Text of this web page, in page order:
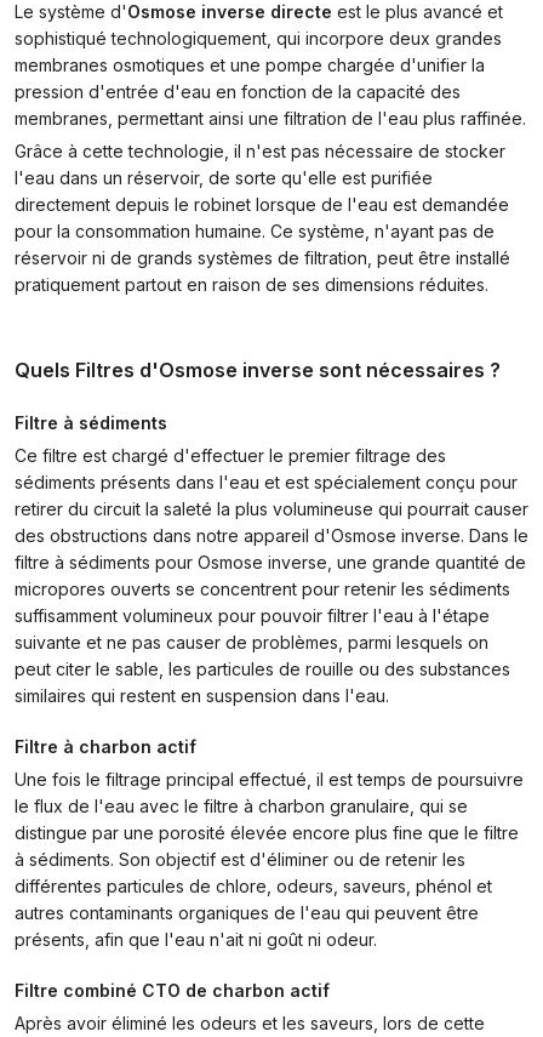
Le système d'Osmose inverse directe est le plus avancé et
sophistiqué technologiquement, qui incorpore deux grandes
membranes osmotiques et une pompe chargée d'unifier la
pression d'entrée d'eau en fonction de la capacité des
membranes, permettant ainsi une filtration de l'eau plus raffinée.
Grâce à cette technologie, il n'est pas nécessaire de stocker
l'eau dans un réservoir, de sorte qu'elle est purifiée
directement depuis le robinet lorsque de l'eau est demandée
pour la consommation humaine. Ce système, n'ayant pas de
réservoir ni de grands systèmes de filtration, peut être installé
pratiquement partout en raison de ses dimensions réduites.
Quels Filtres d'Osmose inverse sont nécessaires ?
Filtre à sédiments
Ce filtre est chargé d'effectuer le premier filtrage des
sédiments présents dans l'eau et est spécialement conçu pour
retirer du circuit la saleté la plus volumineuse qui pourrait causer
des obstructions dans notre appareil d'Osmose inverse. Dans le
filtre à sédiments pour Osmose inverse, une grande quantité de
micropores ouverts se concentrent pour retenir les sédiments
suffisamment volumineux pour pouvoir filtrer l'eau à l'étape
suivante et ne pas causer de problèmes, parmi lesquels on
peut citer le sable, les particules de rouille ou des substances
similaires qui restent en suspension dans l'eau.
Filtre à charbon actif
Une fois le filtrage principal effectué, il est temps de poursuivre
le flux de l'eau avec le filtre à charbon granulaire, qui se
distingue par une porosité élevée encore plus fine que le filtre
à sédiments. Son objectif est d'éliminer ou de retenir les
différentes particules de chlore, odeurs, saveurs, phénol et
autres contaminants organiques de l'eau qui peuvent être
présents, afin que l'eau n'ait ni goût ni odeur.
Filtre combiné CTO de charbon actif
Après avoir éliminé les odeurs et les saveurs, lors de cette